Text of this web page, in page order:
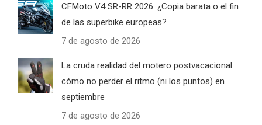
CFMoto V4 SR-RR 2026: ¿Copia barata o el fin
de las superbike europeas?
7 de agosto de 2026
La cruda realidad del motero postvacacional:
cómo no perder el ritmo (ni los puntos) en
septiembre
7 de agosto de 2026